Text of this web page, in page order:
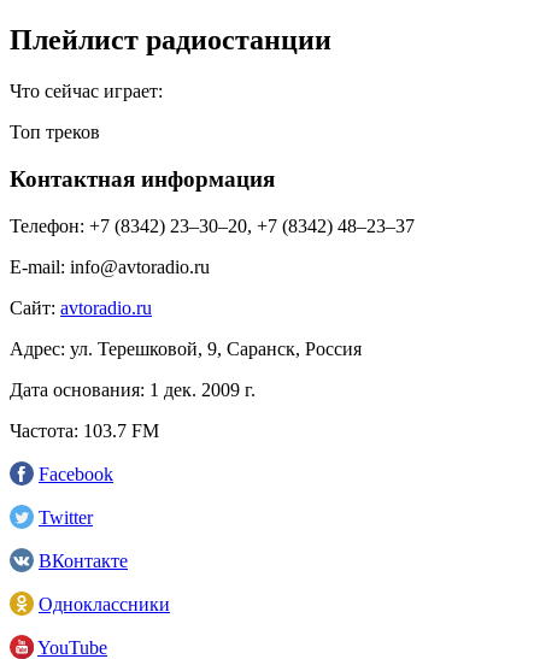
Плейлист радиостанции
Что сейчас играет:
Топ треков
Контактная информация
Телефон: +7 (8342) 23–30–20, +7 (8342) 48–23–37
E-mail: info@avtoradio.ru
Сайт: avtoradio.ru
Адрес: ул. Терешковой, 9, Саранск, Россия
Дата основания: 1 дек. 2009 г.
Частота: 103.7 FM
Facebook
Twitter
ВКонтакте
Одноклассники
YouTube